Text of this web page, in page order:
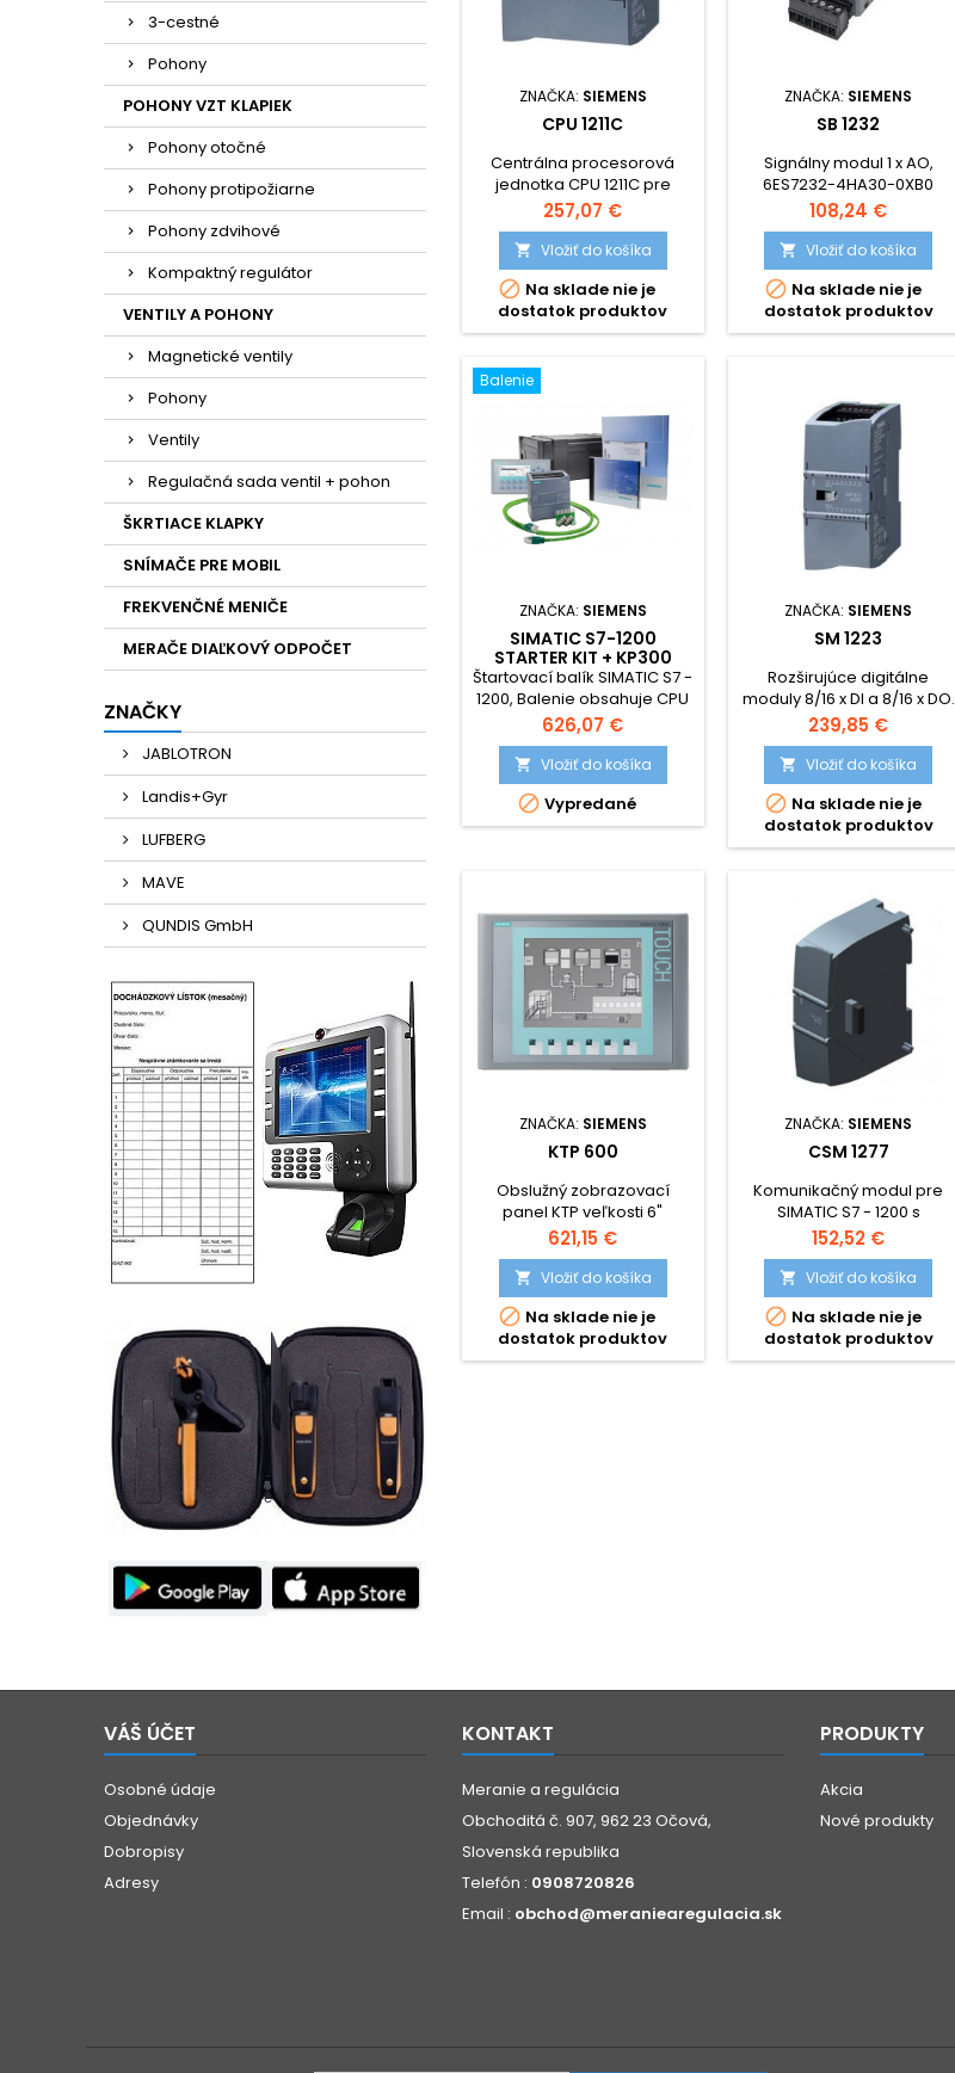
3-cestné
Pohony
POHONY VZT KLAPIEK
Pohony otočné
Pohony protipožiarne
Pohony zdvihové
Kompaktný regulátor
VENTILY A POHONY
Magnetické ventily
Pohony
Ventily
Regulačná sada ventil + pohon
ŠKRTIACE KLAPKY
SNÍMAČE PRE MOBIL
FREKVENČNÉ MENIČE
MERAČE DIAĽKOVÝ ODPOČET
ZNAČKY
JABLOTRON
Landis+Gyr
LUFBERG
MAVE
QUNDIS GmbH
ZNAČKA: SIEMENS
CPU 1211C
Centrálna procesorová
jednotka CPU 1211C pre
SIMATIC S7 - 1200, 6 x DI, 4 x
DO, 2 x AI, Typy : 6ES7211-
1AE40-0XB0, 6ES7211-1BE40-
0XB0, 6ES7211-1HE40-0XB0
Cena
257,07 €
 Vložiť do košíka
 Na sklade nie je
dostatok produktov
ZNAČKA: SIEMENS
SB 1232
Signálny modul 1 x AO,
6ES7232-4HA30-0XB0
Cena
108,24 €
 Vložiť do košíka
 Na sklade nie je
dostatok produktov
Balenie
ZNAČKA: SIEMENS
SIMATIC S7-1200
STARTER KIT + KP300
Štartovací balík SIMATIC S7 -
1200, Balenie obsahuje CPU
1212C AC/DC/RLY + panel
KP300 Basic mono a
Software Step 7. Typové
označenie 6AV6651-7HA01-
3AA4
Cena
626,07 €
 Vložiť do košíka
 Vypredané
ZNAČKA: SIEMENS
SM 1223
Rozširujúce digitálne
moduly 8/16 x DI a 8/16 x DO.
Cena
239,85 €
 Vložiť do košíka
 Na sklade nie je
dostatok produktov
ZNAČKA: SIEMENS
KTP 600
Obslužný zobrazovací
panel KTP veľkosti 6"
Cena
621,15 €
 Vložiť do košíka
 Na sklade nie je
dostatok produktov
ZNAČKA: SIEMENS
CSM 1277
Komunikačný modul pre
SIMATIC S7 - 1200 s
rozhraním 4 x Ethernet.
Cena
152,52 €
 Vložiť do košíka
 Na sklade nie je
dostatok produktov
VÁŠ ÚČET
Osobné údaje
Objednávky
Dobropisy
Adresy
KONTAKT
Meranie a regulácia
Obchoditá č. 907, 962 23 Očová,
Slovenská republika
Telefón : 0908720826
Email : obchod@meraniearegulacia.sk
PRODUKTY
Akcia
Nové produkty